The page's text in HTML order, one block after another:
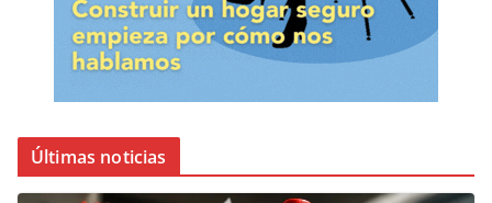
Últimas noticias